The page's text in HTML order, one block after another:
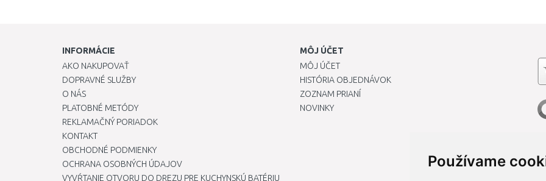
Používame
INFORMÁCIE
AKO NAKUPOVAŤ
DOPRAVNÉ SLUŽBY
O NÁS
PLATOBNÉ METÓDY
REKLAMAČNÝ PORIADOK
KONTAKT
OBCHODNÉ PODMIENKY
OCHRANA OSOBNÝCH ÚDAJOV
VYVŔTANIE OTVORU DO DREZU PRE KUCHYNSKÚ BATÉRIU
MÔJ ÚČET
MÔJ ÚČET
HISTÓRIA OBJEDNÁVOK
ZOZNAM PRIANÍ
NOVINKY